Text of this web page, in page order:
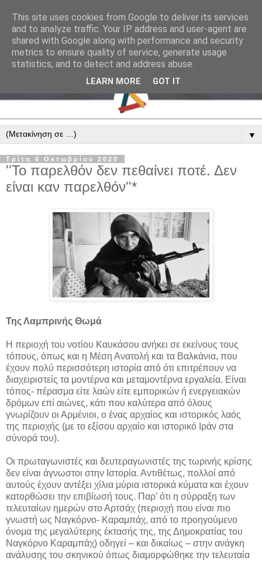
▼
Τρίτη 6 Οκτωβρίου 2020
''Το παρελθόν δεν πεθαίνει ποτέ. Δεν
είναι καν παρελθόν''*
Της Λαμπρινής Θωμά
H περιοχή του νοτίου Καυκάσου ανήκει σε εκείνους τους
τόπους, όπως και η Μέση Ανατολή και τα Βαλκάνια, που
έχουν πολύ περισσότερη ιστορία από ότι επιτρέπουν να
διαχειριστείς τα μοντέρνα και μεταμοντέρνα εργαλεία. Είναι
τόπος- πέρασμα είτε λαών είτε εμπορικών ή ενεργειακών
δρόμων επί αιώνες, κάτι που καλύτερα από όλους
γνωρίζουν οι Αρμένιοι, ο ένας αρχαίος και ιστορικός λαός
της περιοχής (με το εξίσου αρχαίο και ιστορικό Ιράν στα
σύνορά του).
Οι πρωταγωνιστές και δευτεραγωνιστές της τωρινής κρίσης
δεν είναι άγνωστοι στην Ιστορία. Αντιθέτως, πολλοί από
αυτούς έχουν αντέξει χίλια μύρια ιστορικά κύματα και έχουν
κατορθώσει την επιβίωσή τους. Παρ’ ότι η σύρραξη των
τελευταίων ημερών στο Αρτσάχ (περιοχή που είναι πιο
γνωστή ως Ναγκόρνο- Καραμπάχ, από το προηγούμενο
όνομα της μεγαλύτερης έκτασής της, της Δημοκρατίας του
Ναγκόρνο Καραμπάχ) οδηγεί – και δικαίως – στην ανάγκη
ανάλυσης του σκηνικού όπως διαμορφώθηκε την τελευταία
This site uses cookies from Google to deliver its services
and to analyze traffic. Your IP address and user-agent are
shared with Google along with performance and security
metrics to ensure quality of service, generate usage
statistics, and to detect and address abuse.
LEARN MORE GOT IT